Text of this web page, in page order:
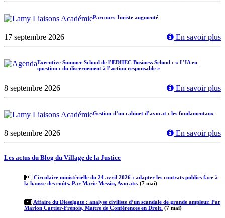
Parcours Juriste augmenté
17 septembre 2026 En savoir plus
Executive Summer School de l’EDHEC Business School : « L’IA en
question : du discernement à l’action responsable »
8 septembre 2026 En savoir plus
Gestion d’un cabinet d’avocat : les fondamentaux
8 septembre 2026 En savoir plus
Les actus du Blog du Village de la Justice
Circulaire ministérielle du 24 avril 2026 : adapter les contrats publics face à
la hausse des coûts. Par Marie Messin, Avocate. (7 mai)
Affaire du Dieselgate : analyse civiliste d’un scandale de grande ampleur. Par
Marion Cartier-Frénois, Maître de Conférences en Droit. (7 mai)